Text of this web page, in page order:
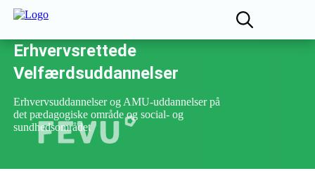
Erhvervsrettede
Velfærdsuddannelser
Erhvervsuddannelser og AMU-uddannelser på
det pædagogiske område og social- og
sundhedsområdet